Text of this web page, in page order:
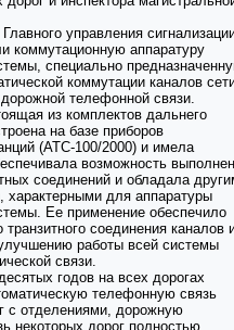
управления
коммутационную аппаратуру
специально
коммутации каналов
телефонной связи.
из комплектов дальнего
на базе приборов
(АТС-100/2000) и имела
возможность
соединений и обладала
характерными для аппаратуры
Ее применение обеспечило
транзитного соединения каналов
работы всей системы
связи.
годов на всех дорогах
телефонную связь
с отделениями, дорожную
некоторых дорог полностью